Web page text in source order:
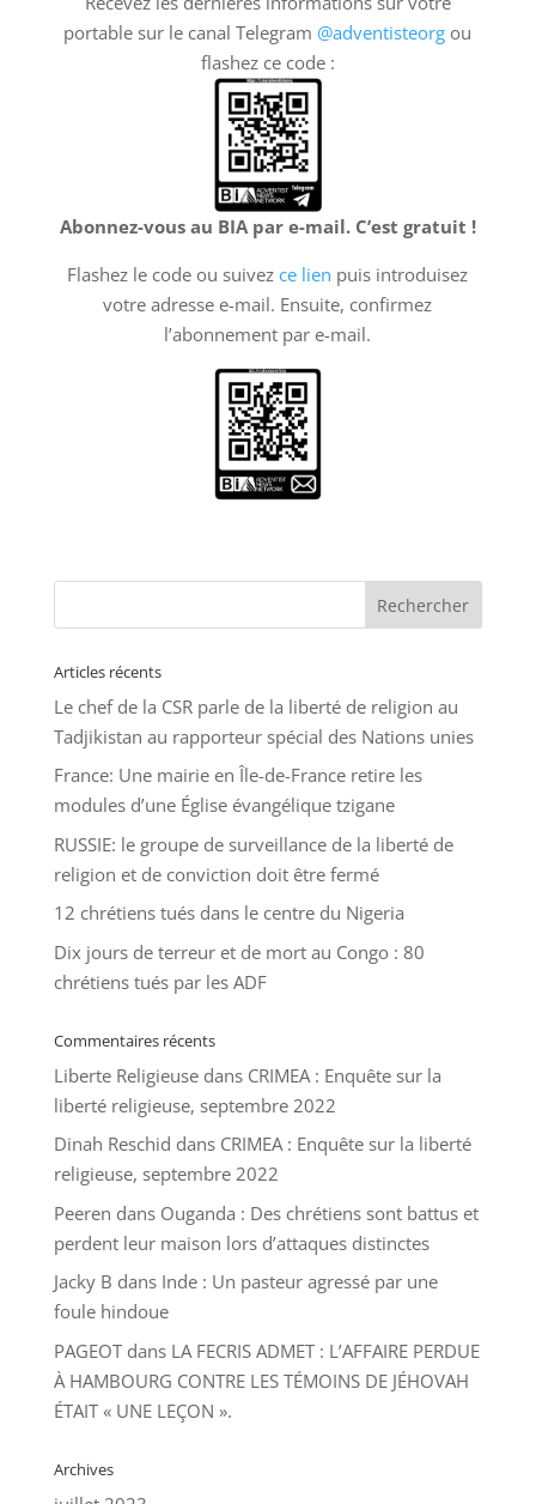
portable sur le canal Telegram@adventisteorg ou
flashez ce code :
Abonnez-vous au BIA par e-mail. C’est gratuit !
Flashez le code ou suivezce lien puis introduisez
votre adresse e-mail. Ensuite, confirmez
l’abonnement par e-mail.
Articles récents
Le chef de la CSR parle de la liberté de religion au
Tadjikistan au rapporteur spécial des Nations unies
France: Une mairie en Île-de-France retire les
modules d’une Église évangélique tzigane
RUSSIE: le groupe de surveillance de la liberté de
religion et de conviction doit être fermé
12 chrétiens tués dans le centre du Nigeria
Dix jours de terreur et de mort au Congo : 80
chrétiens tués par les ADF
Commentaires récents
Liberte Religieusedans CRIMEA : Enquête sur la
liberté religieuse, septembre 2022
Dinah Reschid dans CRIMEA : Enquête sur la liberté
religieuse, septembre 2022
Peeren dans Ouganda : Des chrétiens sont battus et
perdent leur maison lors d’attaques distinctes
Jacky B dans Inde : Un pasteur agressé par une
foule hindoue
PAGEOTdans LA FECRIS ADMET : L’AFFAIRE PERDUE
À HAMBOURG CONTRE LES TÉMOINS DE JÉHOVAH
ÉTAIT « UNE LEÇON ».
Archives